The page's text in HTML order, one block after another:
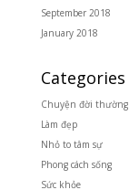
September 2018
January 2018
Categories
Chuyện đời thường
Làm đẹp
Nhỏ to tâm sự
Phong cách sống
Sức khỏe